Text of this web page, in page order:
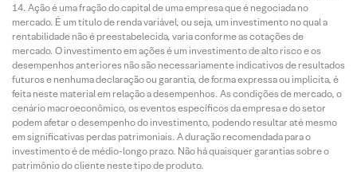
Ação é uma fração do capital de uma empresa que é negociada no
mercado. É um título de renda variável, ou seja, um investimento no qual a
rentabilidade não é preestabelecida, varia conforme as cotações de
mercado. O investimento em ações é um investimento de alto risco e os
desempenhos anteriores não são necessariamente indicativos de resultados
futuros e nenhuma declaração ou garantia, de forma expressa ou implícita, é
feita neste material em relação a desempenhos. As condições de mercado, o
cenário macroeconômico, os eventos específicos da empresa e do setor
podem afetar o desempenho do investimento, podendo resultar até mesmo
em significativas perdas patrimoniais. A duração recomendada para o
investimento é de médio-longo prazo. Não há quaisquer garantias sobre o
patrimônio do cliente neste tipo de produto.